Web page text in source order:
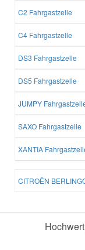
C2 Fahrgastzelle
C4 Fahrgastzelle
DS3 Fahrgastzelle
DS5 Fahrgastzelle
JUMPY
SAXO Fahrgastzelle
XANTIA
CITROËN